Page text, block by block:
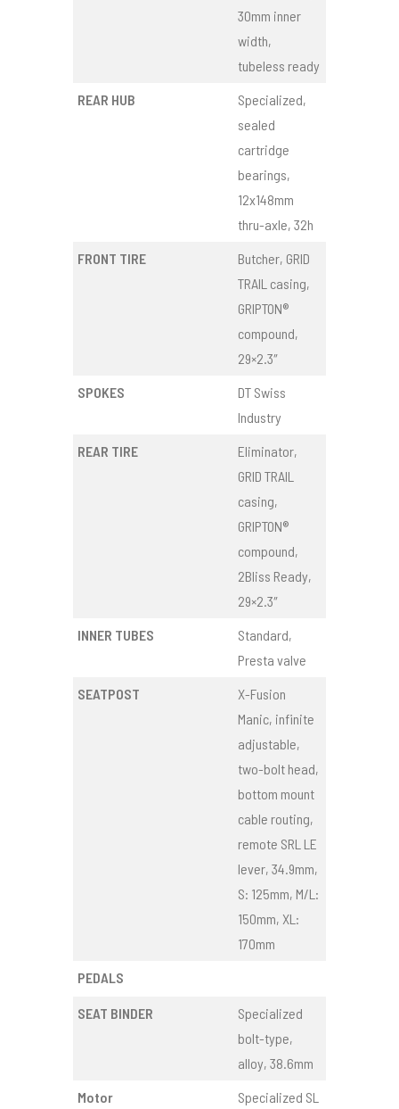
30mm inner
width,
tubeless ready
REAR HUB
Specialized,
sealed
cartridge
bearings,
12x148mm
thru-axle, 32h
FRONT TIRE
Butcher, GRID
TRAIL casing,
GRIPTON®
compound,
29×2.3″
SPOKES
DT Swiss
Industry
REAR TIRE
Eliminator,
GRID TRAIL
casing,
GRIPTON®
compound,
2Bliss Ready,
29×2.3″
INNER TUBES
Standard,
Presta valve
SEATPOST
X-Fusion
Manic, infinite
adjustable,
two-bolt head,
bottom mount
cable routing,
remote SRL LE
lever, 34.9mm,
S: 125mm, M/L:
150mm, XL:
170mm
PEDALS
SEAT BINDER
Specialized
bolt-type,
alloy, 38.6mm
Motor
Specialized SL